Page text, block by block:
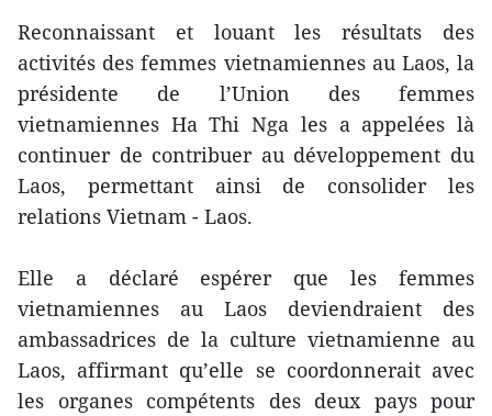
Reconnaissant et louant les résultats des
activités des femmes vietnamiennes au Laos, la
présidente de l’Union des femmes
vietnamiennes Ha Thi Nga les a appelées là
continuer de contribuer au développement du
Laos, permettant ainsi de consolider les
relations Vietnam - Laos.
Elle a déclaré espérer que les femmes
vietnamiennes au Laos deviendraient des
ambassadrices de la culture vietnamienne au
Laos, affirmant qu’elle se coordonnerait avec
les organes compétents des deux pays pour